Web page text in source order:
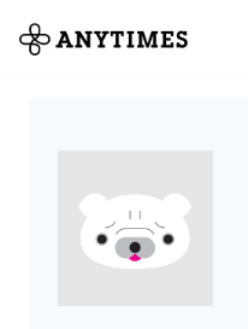
全て